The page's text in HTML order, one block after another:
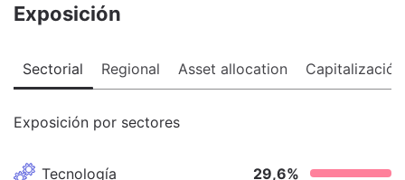
Exposición
Sectorial Regional Asset allocation Capitalización
Exposición por sectores
Tecnología 29,6%